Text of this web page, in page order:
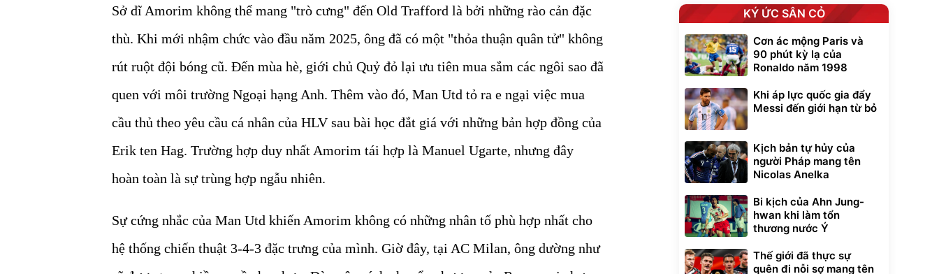
Sở dĩ Amorim không thể mang "trò cưng" đến Old Trafford là bởi những rào cản đặc
thù. Khi mới nhậm chức vào đầu năm 2025, ông đã có một "thỏa thuận quân tử" không
rút ruột đội bóng cũ. Đến mùa hè, giới chủ Quỷ đỏ lại ưu tiên mua sắm các ngôi sao đã
quen với môi trường Ngoại hạng Anh. Thêm vào đó, Man Utd tỏ ra e ngại việc mua
cầu thủ theo yêu cầu cá nhân của HLV sau bài học đắt giá với những bản hợp đồng của
Erik ten Hag. Trường hợp duy nhất Amorim tái hợp là Manuel Ugarte, nhưng đây
hoàn toàn là sự trùng hợp ngẫu nhiên.
Sự cứng nhắc của Man Utd khiến Amorim không có những nhân tố phù hợp nhất cho
hệ thống chiến thuật 3-4-3 đặc trưng của mình. Giờ đây, tại AC Milan, ông dường như
KÝ ỨC SÂN CỎ
Cơn ác mộng Paris và
90 phút kỳ lạ của
Ronaldo năm 1998
Khi áp lực quốc gia đẩy
Messi đến giới hạn từ bỏ
Kịch bản tự hủy của
người Pháp mang tên
Nicolas Anelka
Bi kịch của Ahn Jung-
hwan khi làm tổn
thương nước Ý
Thế giới đã thực sự
quên đi nỗi sợ mang tên